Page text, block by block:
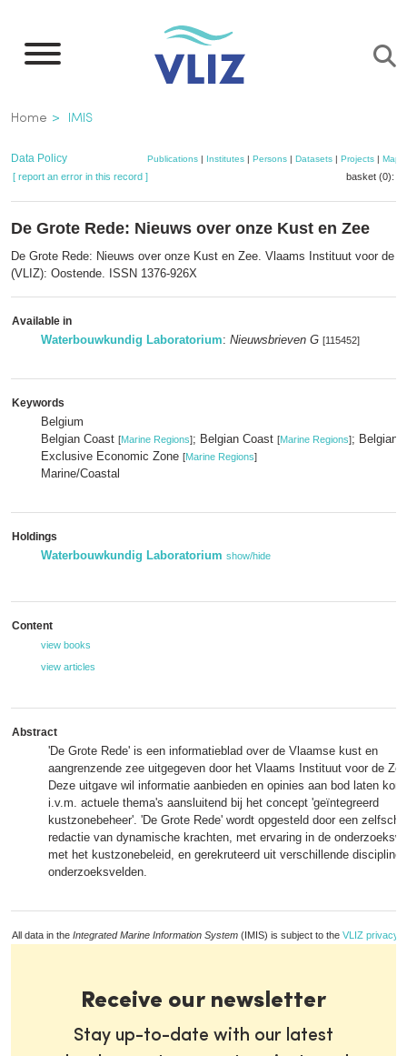
main
Breadcrumb
Home IMIS
Data Policy Publications | Institutes | Persons | Datasets | Projects | Maps
[ report an error in this record ] basket (0):
De Grote Rede: Nieuws over onze Kust en Zee
De Grote Rede: Nieuws over onze Kust en Zee. Vlaams Instituut voor de
(VLIZ): Oostende. ISSN 1376-926X
Available in
Waterbouwkundig Laboratorium: Nieuwsbrieven G [115452]
Keywords
Belgium
Belgian Coast [Marine Regions]; Belgian Coast [Marine Regions]; Belgian
Exclusive Economic Zone [Marine Regions]
Marine/Coastal
Holdings
Waterbouwkundig Laboratorium show/hide
Content
view books
view articles
Abstract
'De Grote Rede' is een informatieblad over de Vlaamse kust en
aangrenzende zee uitgegeven door het Vlaams Instituut voor de
Deze uitgave wil informatie aanbieden en opinies aan bod laten
i.v.m. actuele thema's aansluitend bij het concept 'geïntegreerd
kustzonebeheer'. 'De Grote Rede' wordt opgesteld door een
redactie van dynamische krachten, met ervaring in de
met het kustzonebeleid, en gerekruteerd uit verschillende
onderzoeksvelden.
All data in the Integrated Marine Information System (IMIS) is subject to the VLIZ privacy
Receive our newsletter
Stay up-to-date with our latest